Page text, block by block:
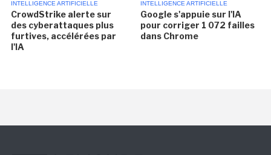
INTELLIGENCE ARTIFICIELLE
CrowdStrike alerte sur
des cyberattaques plus
furtives, accélérées par
l'IA
INTELLIGENCE ARTIFICIELLE
Google s'appuie sur l'IA
pour corriger 1 072 failles
dans Chrome